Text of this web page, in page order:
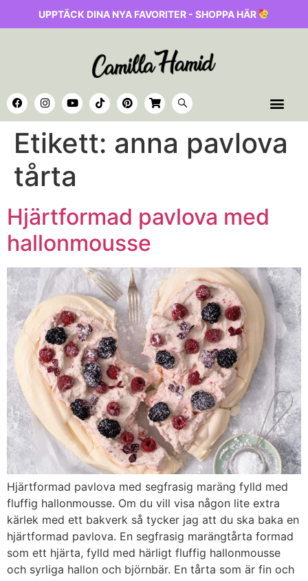
UPPTÄCK DINA NYA FAVORITER - SHOPPA HÄR
Etikett: anna pavlova
tårta
Hjärtformad pavlova med
hallonmousse
Hjärtformad pavlova med segfrasig maräng fylld med
fluffig hallonmousse. Om du vill visa någon lite extra
kärlek med ett bakverk så tycker jag att du ska baka en
hjärtformad pavlova. En segfrasig marängtårta formad
som ett hjärta, fylld med härligt fluffig hallonmousse
och syrliga hallon och björnbär. En tårta som är fin och